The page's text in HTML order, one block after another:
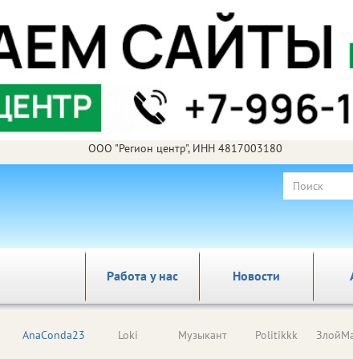
ООО "Регион центр", ИНН 4817003180
Работа у нас Новости
AnaConda23 Loki Музыкант Politikkk